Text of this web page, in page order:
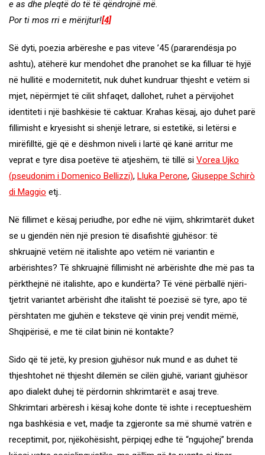
e as dhe pleqtë do të të qëndrojnë më.
Por ti mos rri e mërijtur![4]
Së dyti, poezia arbëreshe e pas viteve ’45 (pararendësja po
ashtu), atëherë kur mendohet dhe pranohet se ka filluar të hyjë
në hullitë e modernitetit, nuk duhet kundruar thjesht e vetëm si
mjet, nëpërmjet të cilit shfaqet, dallohet, ruhet a përvijohet
identiteti i një bashkësie të caktuar. Krahas kësaj, ajo duhet parë
fillimisht e kryesisht si shenjë letrare, si estetikë, si letërsi e
mirëfilltë, gjë që e dëshmon niveli i lartë që kanë arritur me
veprat e tyre disa poetëve të atjeshëm, të tillë si Vorea Ujko
(pseudonim i Domenico Bellizzi), Lluka Perone, Giuseppe Schirò
di Maggio etj..
Në fillimet e kësaj periudhe, por edhe në vijim, shkrimtarët duket
se u gjendën nën një presion të disafishtë gjuhësor: të
shkruajnë vetëm në italishte apo vetëm në variantin e
arbërishtes? Të shkruajnë fillimisht në arbërishte dhe më pas ta
përkthejnë në italishte, apo e kundërta? Të vënë përballë njëri-
tjetrit variantet arbërisht dhe italisht të poezisë së tyre, apo të
përshtaten me gjuhën e teksteve që vinin prej vendit mëmë,
Shqipërisë, e me të cilat binin në kontakte?
Sido që të jetë, ky presion gjuhësor nuk mund e as duhet të
thjeshtohet në thjesht dilemën se cilën gjuhë, variant gjuhësor
apo dialekt duhej të përdornin shkrimtarët e asaj treve.
Shkrimtari arbëresh i kësaj kohe donte të ishte i receptueshëm
nga bashkësia e vet, madje ta zgjeronte sa më shumë vatrën e
receptimit, por, njëkohësisht, përpiqej edhe të “ngujohej” brenda